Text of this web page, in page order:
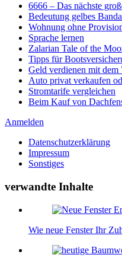
6666 – Das nächste
Bedeutung gelbes
Wohnung ohne
Sprache lernen
Zalarian Tale of the
Tipps für
Geld verdienen mit
Auto privat verkaufen
Stromtarife vergleichen
Beim Kauf von
Anmelden
Datenschutzerklärung
Impressum
Sonstiges
verwandte Inhalte
Wie neue Fenster Ihr